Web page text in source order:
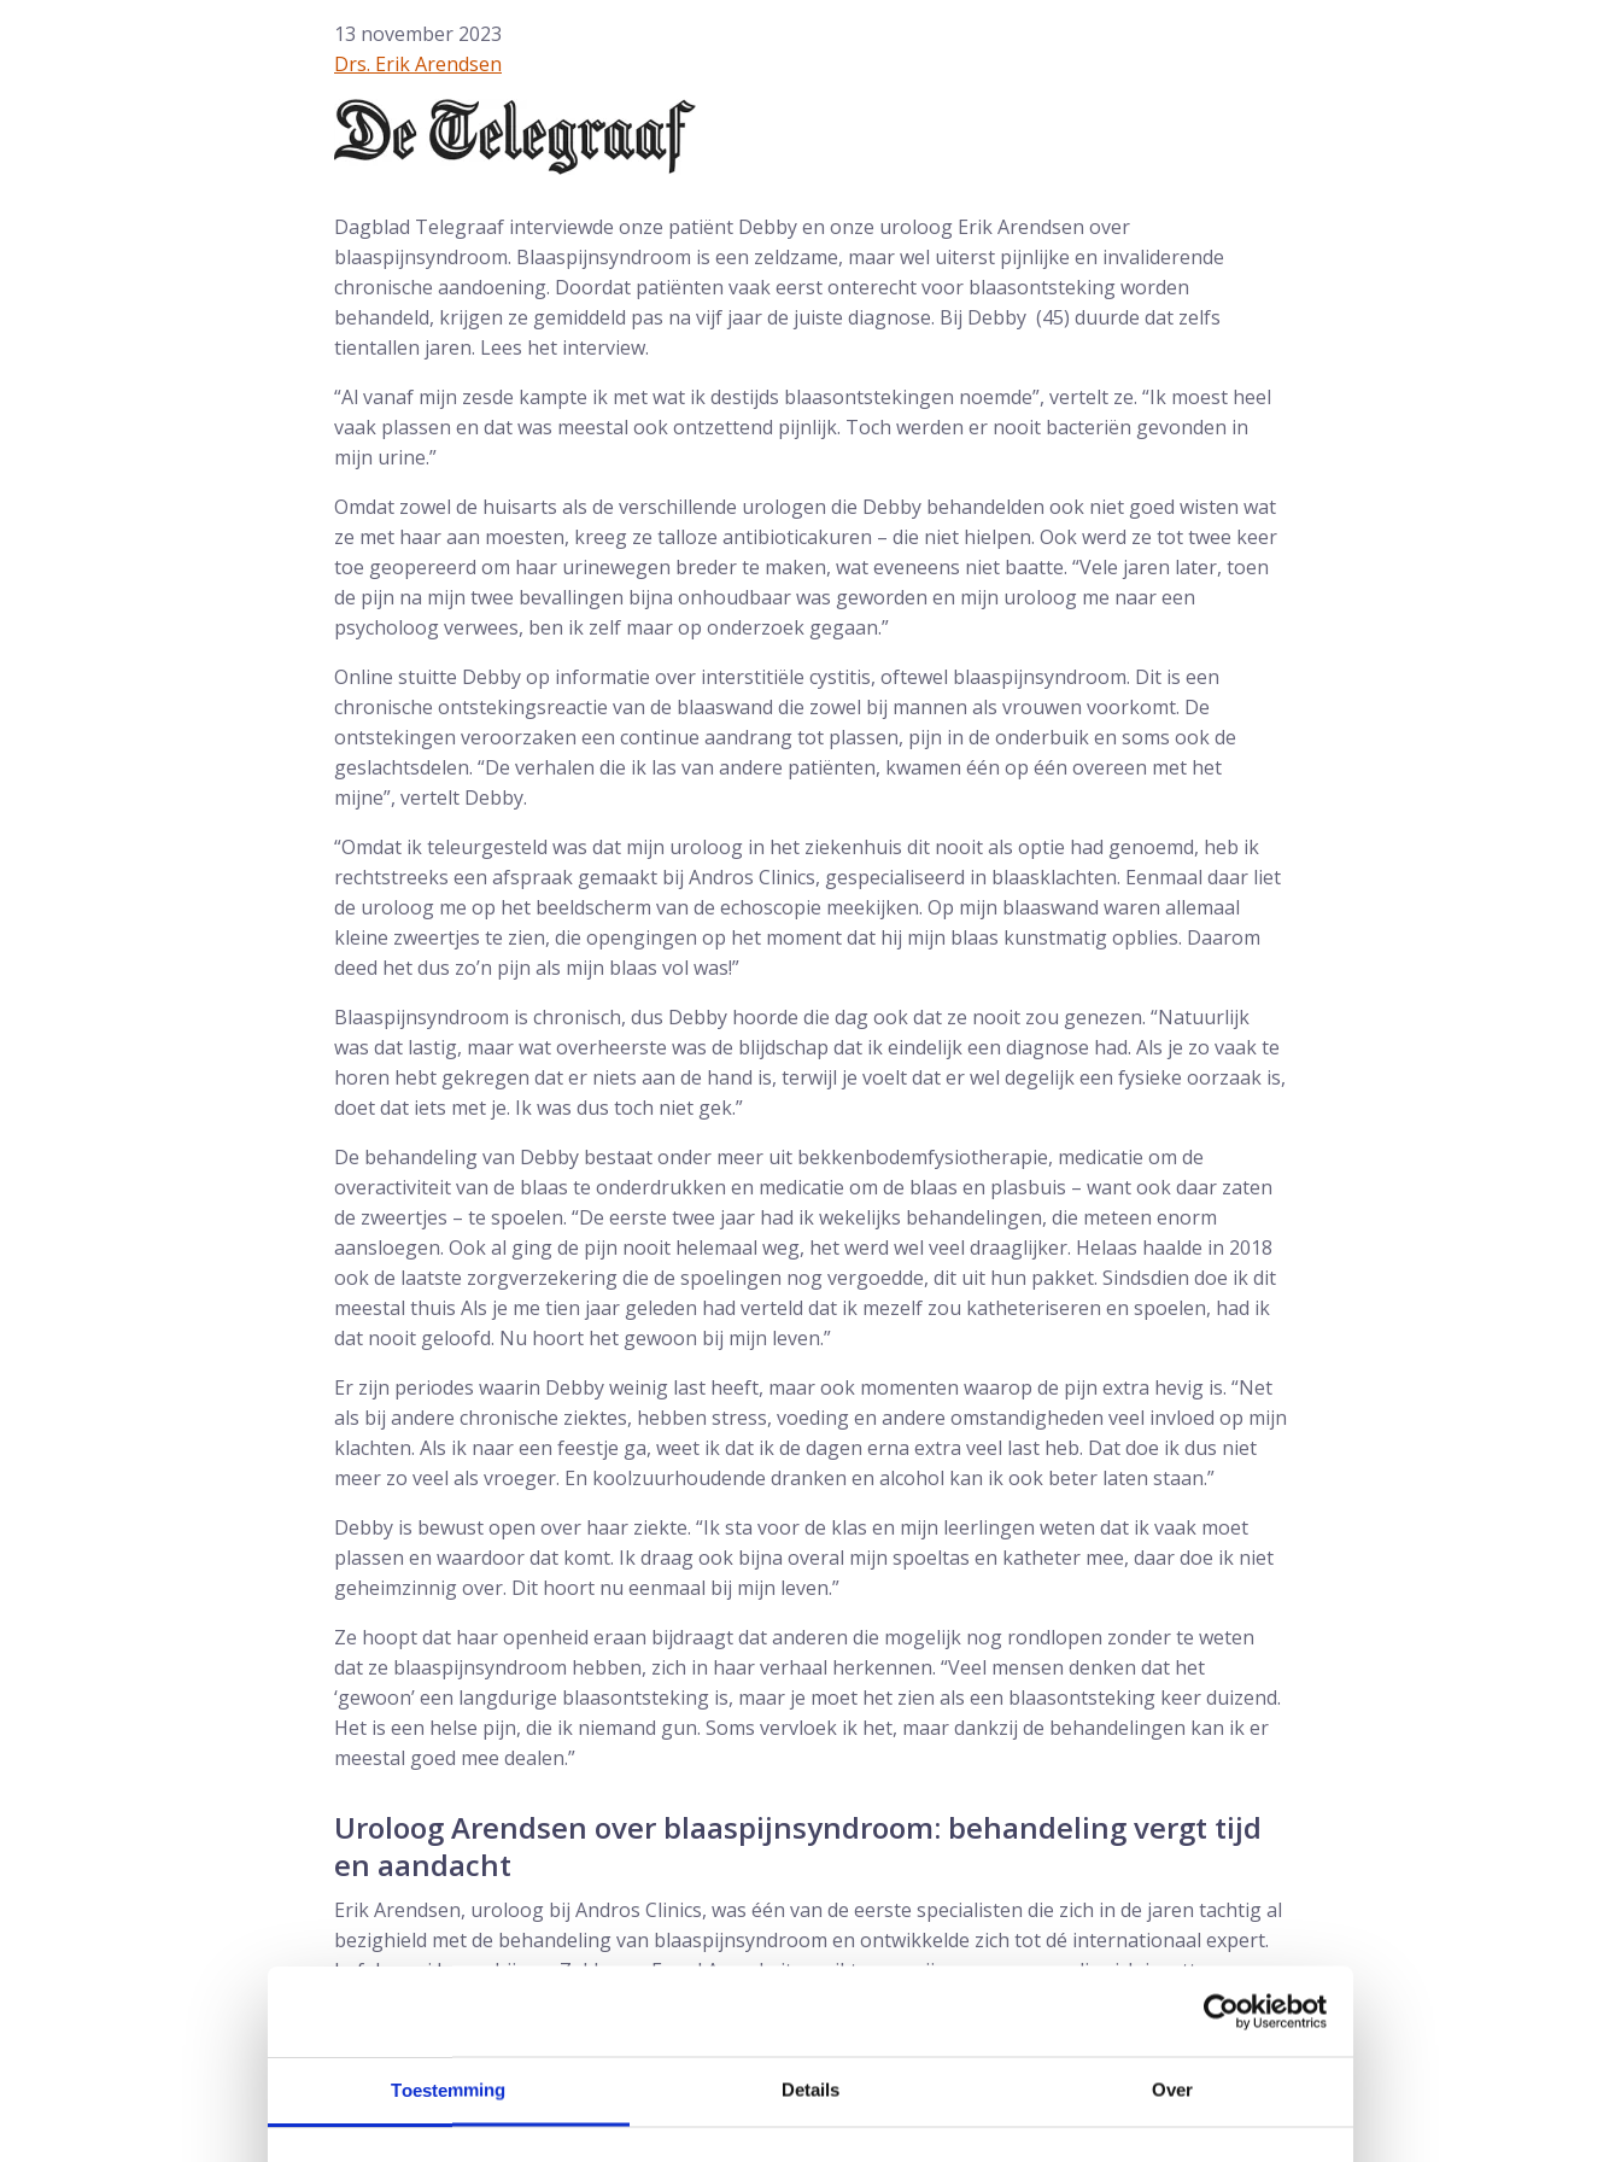
Toestemming Details Over
13 november 2023
Drs. Erik Arendsen
Dagblad Telegraaf interviewde onze patiënt Debby en onze uroloog Erik Arendsen over
blaaspijnsyndroom. Blaaspijnsyndroom is een zeldzame, maar wel uiterst pijnlijke en invaliderende
chronische aandoening. Doordat patiënten vaak eerst onterecht voor blaasontsteking worden
behandeld, krijgen ze gemiddeld pas na vijf jaar de juiste diagnose. Bij Debby (45) duurde dat zelfs
tientallen jaren. Lees het interview.
“Al vanaf mijn zesde kampte ik met wat ik destijds blaasontstekingen noemde”, vertelt ze. “Ik moest heel
vaak plassen en dat was meestal ook ontzettend pijnlijk. Toch werden er nooit bacteriën gevonden in
mijn urine.”
Omdat zowel de huisarts als de verschillende urologen die Debby behandelden ook niet goed wisten wat
ze met haar aan moesten, kreeg ze talloze antibioticakuren – die niet hielpen. Ook werd ze tot twee keer
toe geopereerd om haar urinewegen breder te maken, wat eveneens niet baatte. “Vele jaren later, toen
de pijn na mijn twee bevallingen bijna onhoudbaar was geworden en mijn uroloog me naar een
psycholoog verwees, ben ik zelf maar op onderzoek gegaan.”
Online stuitte Debby op informatie over interstitiële cystitis, oftewel blaaspijnsyndroom. Dit is een
chronische ontstekingsreactie van de blaaswand die zowel bij mannen als vrouwen voorkomt. De
ontstekingen veroorzaken een continue aandrang tot plassen, pijn in de onderbuik en soms ook de
geslachtsdelen. “De verhalen die ik las van andere patiënten, kwamen één op één overeen met het
mijne”, vertelt Debby.
“Omdat ik teleurgesteld was dat mijn uroloog in het ziekenhuis dit nooit als optie had genoemd, heb ik
rechtstreeks een afspraak gemaakt bij Andros Clinics, gespecialiseerd in blaasklachten. Eenmaal daar liet
de uroloog me op het beeldscherm van de echoscopie meekijken. Op mijn blaaswand waren allemaal
kleine zweertjes te zien, die opengingen op het moment dat hij mijn blaas kunstmatig opblies. Daarom
deed het dus zo’n pijn als mijn blaas vol was!”
Blaaspijnsyndroom is chronisch, dus Debby hoorde die dag ook dat ze nooit zou genezen. “Natuurlijk
was dat lastig, maar wat overheerste was de blijdschap dat ik eindelijk een diagnose had. Als je zo vaak te
horen hebt gekregen dat er niets aan de hand is, terwijl je voelt dat er wel degelijk een fysieke oorzaak is,
doet dat iets met je. Ik was dus toch niet gek.”
De behandeling van Debby bestaat onder meer uit bekkenbodemfysiotherapie, medicatie om de
overactiviteit van de blaas te onderdrukken en medicatie om de blaas en plasbuis – want ook daar zaten
de zweertjes – te spoelen. “De eerste twee jaar had ik wekelijks behandelingen, die meteen enorm
aansloegen. Ook al ging de pijn nooit helemaal weg, het werd wel veel draaglijker. Helaas haalde in 2018
ook de laatste zorgverzekering die de spoelingen nog vergoedde, dit uit hun pakket. Sindsdien doe ik dit
meestal thuis Als je me tien jaar geleden had verteld dat ik mezelf zou katheteriseren en spoelen, had ik
dat nooit geloofd. Nu hoort het gewoon bij mijn leven.”
Er zijn periodes waarin Debby weinig last heeft, maar ook momenten waarop de pijn extra hevig is. “Net
als bij andere chronische ziektes, hebben stress, voeding en andere omstandigheden veel invloed op mijn
klachten. Als ik naar een feestje ga, weet ik dat ik de dagen erna extra veel last heb. Dat doe ik dus niet
meer zo veel als vroeger. En koolzuurhoudende dranken en alcohol kan ik ook beter laten staan.”
Debby is bewust open over haar ziekte. “Ik sta voor de klas en mijn leerlingen weten dat ik vaak moet
plassen en waardoor dat komt. Ik draag ook bijna overal mijn spoeltas en katheter mee, daar doe ik niet
geheimzinnig over. Dit hoort nu eenmaal bij mijn leven.”
Ze hoopt dat haar openheid eraan bijdraagt dat anderen die mogelijk nog rondlopen zonder te weten
dat ze blaaspijnsyndroom hebben, zich in haar verhaal herkennen. “Veel mensen denken dat het
‘gewoon’ een langdurige blaasontsteking is, maar je moet het zien als een blaasontsteking keer duizend.
Het is een helse pijn, die ik niemand gun. Soms vervloek ik het, maar dankzij de behandelingen kan ik er
meestal goed mee dealen.”
Uroloog Arendsen over blaaspijnsyndroom: behandeling vergt tijd
en aandacht
Erik Arendsen, uroloog bij Andros Clinics, was één van de eerste specialisten die zich in de jaren tachtig al
bezighield met de behandeling van blaaspijnsyndroom en ontwikkelde zich tot dé internationaal expert.
In februari kreeg hij een Zeldzame Engel Award uitgereikt: een prijs voor mensen die zich inzetten voor
taaislijmziekte”, aldus Arendsen. “Duizenden patiënten en waarschijnlijk nog veel meer als je de groep
meetelt die niet weet dat ze dit hebben.”